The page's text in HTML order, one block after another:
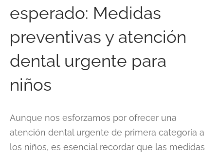
esperado: Medidas
preventivas y atención
dental urgente para
niños
Aunque nos esforzamos por ofrecer una
atención dental urgente de primera categoría a
los niños, es esencial recordar que las medidas